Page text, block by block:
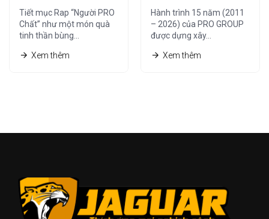
NGUỒN TỪ
“NGƯỜI PRO
CHẤT”
Tiết mục Rap “Người PRO
Chất” như một món quà
tinh thần bùng…
Xem thêm
CÙNG HỆ THỐNG
NHÀ PHÂN PHỐI
Hành trình 15 năm (2011
– 2026) của PRO GROUP
được dựng xây…
Xem thêm